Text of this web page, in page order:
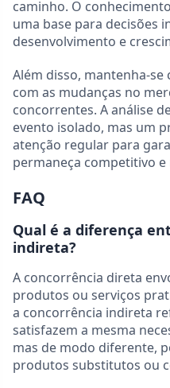
caminho. O
uma base para decisões
desenvolvimento e
Além disso, mantenha-
com as mudanças no
concorrentes. A análise
evento isolado, mas um
atenção regular para
permaneça competitivo e
FAQ
Qual é a diferença
indireta?
A concorrência direta
produtos ou serviços
a concorrência indireta
satisfazem a mesma
mas de modo diferente,
produtos substitutos ou